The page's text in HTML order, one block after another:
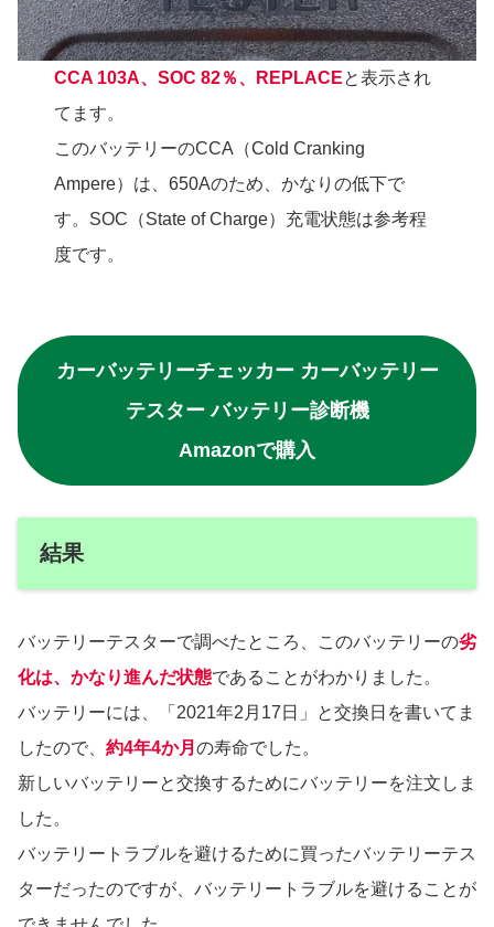
CCA 103A、SOC 82％、REPLACEと表示され
てます。
このバッテリーのCCA（Cold Cranking
Ampere）は、650Aのため、かなりの低下で
す。SOC（State of Charge）充電状態は参考程
度です。
カーバッテリーチェッカー カーバッテリー
テスター バッテリー診断機
Amazonで購入
結果
バッテリーテスターで調べたところ、このバッテリーの劣
化は、 かなり進んだ状態であることがわかりました。
バッテリーには、「2021年2月17日」と交換日を書いてま
したので、 約4年4か月 の寿命でした。
新しいバッテリーと交換するためにバッテリーを注文しま
した。
バッテリートラブルを避けるために買ったバッテリーテス
ターだったのですが、バッテリートラブルを避けることが